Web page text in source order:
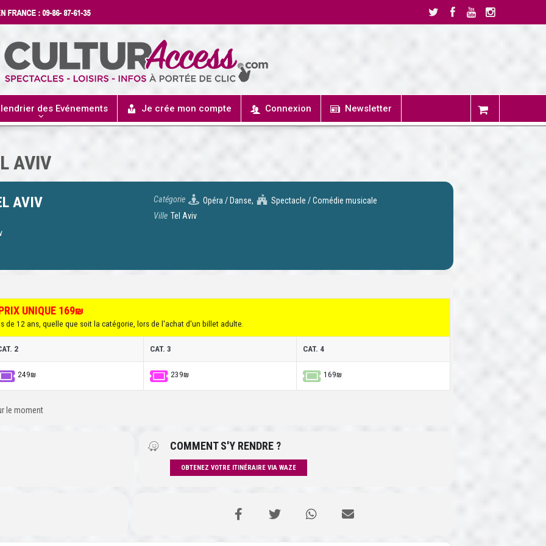
des Evénements Je crée mon compte Connexion Newsletter
AVIV
AVIV Catégorie Opéra / Danse,
Spectacle / Comédie musicale
Ville Tel Aviv
UNIQUE 169₪
12 ans, quelle que soit la catégorie, lors de l'achat d'un billet adulte.
2 CAT. 3 CAT. 4
249₪ 239₪ 169₪
le moment
COMMENT S'Y RENDRE ?
OBTENEZ VOTRE ITINÉRAIRE VIA WAZE